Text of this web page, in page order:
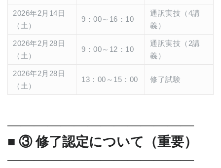
2026年2月14日
（土）
9：00～16：10
通訳実技（4講
義）
2026年2月28日
（土）
9：00～12：10
通訳実技（2講
義）
2026年2月28日
（土）
13：00～15：00 修了試験
――――――――――――――
■ ③ 修了認定について（重要）
――――――――――――――